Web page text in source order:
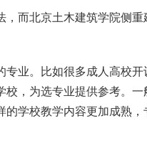
而北京土木建筑学院侧
业。比如很多成人高校开
，为选专业提供参考。
学校教学内容更加成熟，